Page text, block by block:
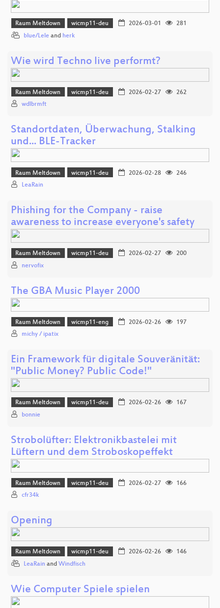
Raum Meltdown wicmp11-deu 2026-03-01
281
blue/Lele and herk
Wie wird Techno live performt?
Raum Meltdown wicmp11-deu 2026-02-27
262
wdlbrmft
Standortdaten, Überwachung, Stalking
und... BLE-Tracker
Raum Meltdown wicmp11-deu 2026-02-28
246
LeaRain
Phishing for the Company - raise
awareness to increase everyone's safety
Raum Meltdown wicmp11-deu 2026-02-27
200
nervofix
The GBA Music Player 2000
Raum Meltdown wicmp11-eng 2026-02-26
197
michy / ipatix
Ein Framework für digitale Souveränität:
"Public Money? Public Code!"
Raum Meltdown wicmp11-deu 2026-02-26
167
bonnie
Strobolüfter: Elektronikbastelei mit
Lüftern und dem Stroboskopeffekt
Raum Meltdown wicmp11-deu 2026-02-27
166
cfr34k
Opening
Raum Meltdown wicmp11-deu 2026-02-26
146
LeaRain and Windfisch
Wie Computer Spiele spielen